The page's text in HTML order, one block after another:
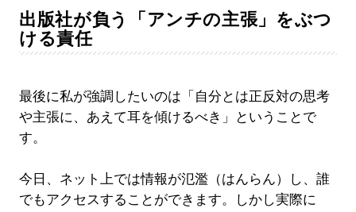
出版社が負う「アンチの主張」をぶつ
ける責任
最後に私が強調したいのは「自分とは正反対の思考
や主張に、あえて耳を傾けるべき」ということで
す。
今日、ネット上では情報が氾濫（はんらん）し、誰
でもアクセスすることができます。しかし実際に